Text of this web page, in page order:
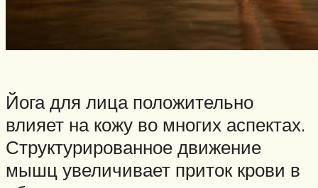
Йога для лица положительно
влияет на кожу во многих аспектах.
Структурированное движение
мышц увеличивает приток крови в